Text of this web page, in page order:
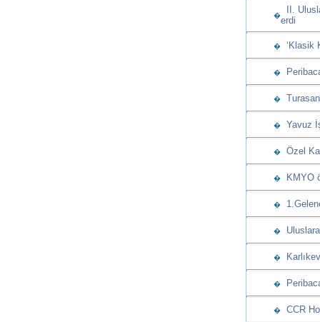
�
II.
erdi
� ‘Klasik
�
�
� Yavuz
� Özel
� KMYO
�
�
�
�
� CCR